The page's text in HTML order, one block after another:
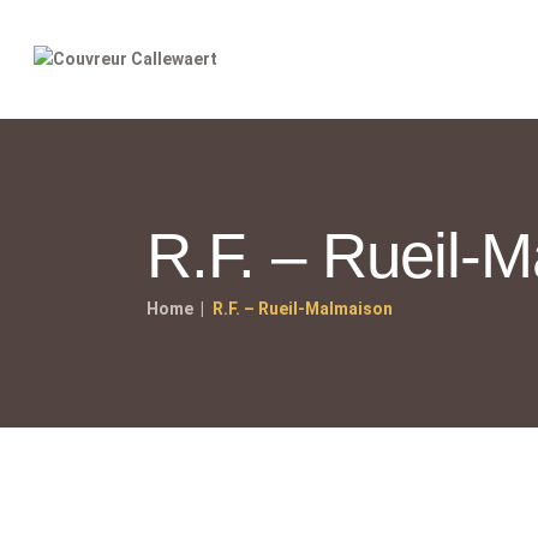
R.F. – Rueil-
Home R.F. – Rueil-Malmaison